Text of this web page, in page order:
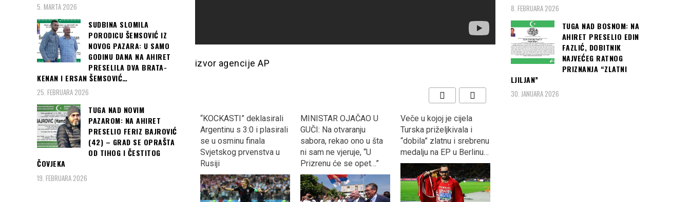
izvor agencije AP
Veče u kojoj je cijela
Turska priželjkivala i
“dobila” zlatnu i srebrenu
ZAGREB: Kontraverzni
Marko Tompson opet
podijelio Hrvatsku?
“KOCKASTI” deklasirali
Argentinu s 3:0 i plasirali
se u osminu finala
Svjetskog prvenstva u
Rusiji
MINISTAR OJAČAO U
GUČI: Na otvaranju
sabora, rekao ono u šta
ni sam ne vjeruje, “U
Prizrenu će se opet…”
Veče u kojoj je cijela
Turska priželjkivala i
“dobila” zlatnu i srebrenu
medalju na EP u Berlinu…
5. MARTA 2026
SUDBINA SLOMILA
PORODICU ŠEMSOVIĆ IZ
NOVOG PAZARA: U SAMO
GODINU DANA NA AHIRET
PRESELILA DVA BRATA-
KENAN I ERSAN ŠEMSOVIĆ…
25. FEBRUARA 2026
TUGA NAD NOVIM
PAZAROM: NA AHIRET
PRESELIO FERIZ BAJROVIĆ
(42) – GRAD SE OPRAŠTA
OD TIHOG I ČESTITOG
ČOVJEKA
19. FEBRUARA 2026
8. FEBRUARA 2026
TUGA NAD BOSNOM: NA
AHIRET PRESELIO EDIN
FAZLIĆ, DOBITNIK
NAJVEĆEG RATNOG
PRIZNANJA “ZLATNI
LJILJAN”
30. JANUARA 2026